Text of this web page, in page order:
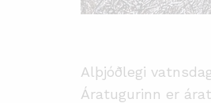
Alþjóðlegi
Áratugurinn er